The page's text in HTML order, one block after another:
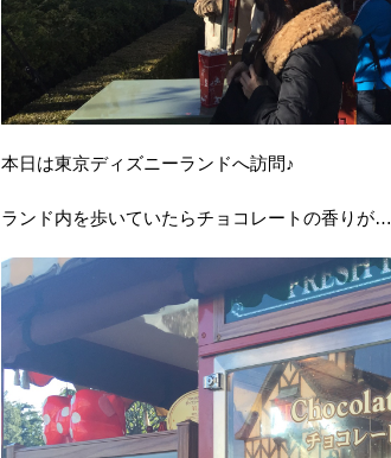
本日は東京ディズニーランドへ訪問♪
ランド内を歩いていたらチョコレートの香りが…